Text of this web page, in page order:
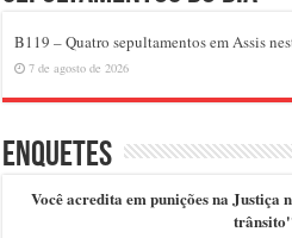
B119 – Quatro sepultamentos em Assis
7 de agosto de 2026
Enquetes
Você acredita em punições na Justiça